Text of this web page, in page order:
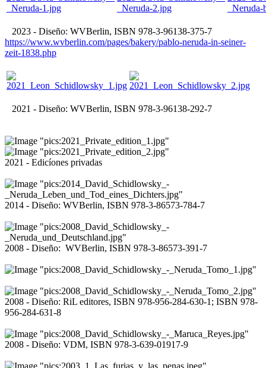
2023 - Diseño: WVBerlin, ISBN 978-3-96138-375-7
https://www.wvberlin.com/pages/bakery/pablo-neruda-in-seiner-
zeit-1838.php
2021 - Diseño: WVBerlin, ISBN 978-3-96138-292-7
2021 - Edicíones privadas
2014 - Diseño: WVBerlin, ISBN 978-3-86573-784-7
2008 - Diseño: WVBerlin, ISBN 978-3-86573-391-7
2008 - Diseño: RiL editores, ISBN 978-956-284-630-1; ISBN 978-
956-284-631-8
2008 - Diseño: VDM, ISBN 978-3-639-01917-9